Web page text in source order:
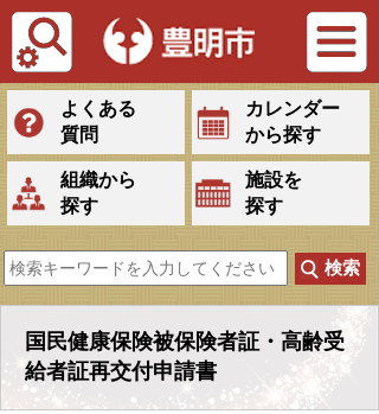
Tiếng Việt
よくある
質問
カレンダー
から探す
組織から
探す
施設を
探す
国民健康保険被保険者証・高齢受
給者証再交付申請書